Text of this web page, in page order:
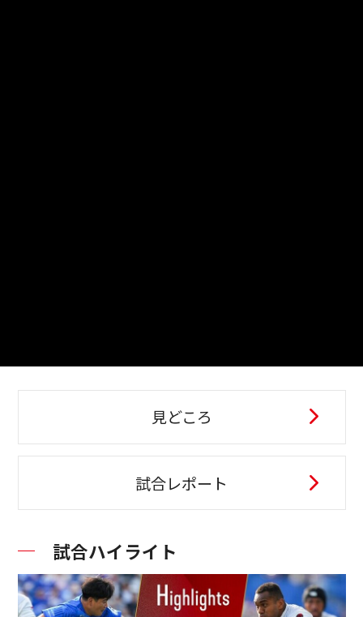
見どころ
試合レポート
試合ハイライト